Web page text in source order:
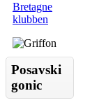
Bretagne
klubben
Posavski
gonic